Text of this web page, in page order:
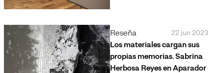
Reseña 22 jun 2023
Los materiales cargan sus
propias memorias. Sabrina
Herbosa Reyes en Aparador